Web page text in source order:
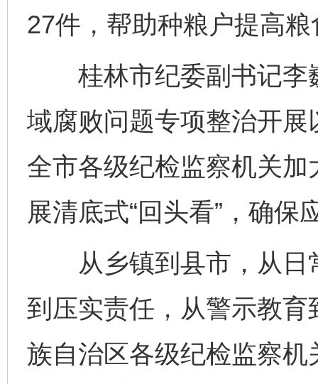
27件，帮助种粮户提高
桂林市纪委副书记李
域腐败问题专项整治开
全市各级纪检监察机关
展清底式“回头看”，确保
从乡镇到县市，从日
到压实责任，从警示教
族自治区各级纪检监察机